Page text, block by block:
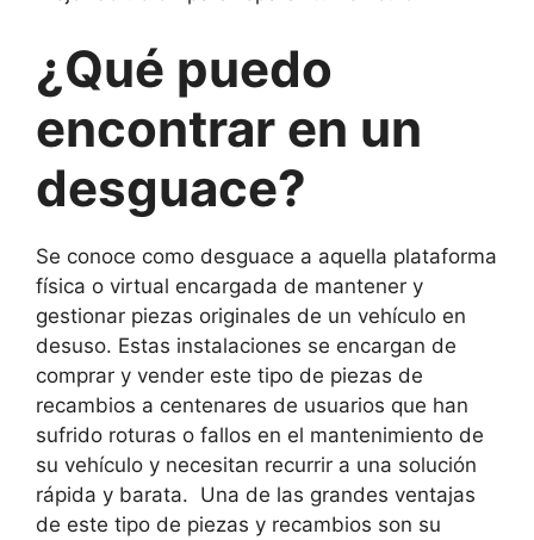
¿Qué puedo
encontrar en un
desguace?
Se conoce como desguace a aquella plataforma
física o virtual encargada de mantener y
gestionar piezas originales de un vehículo en
desuso. Estas instalaciones se encargan de
comprar y vender este tipo de piezas de
recambios a centenares de usuarios que han
sufrido roturas o fallos en el mantenimiento de
su vehículo y necesitan recurrir a una solución
rápida y barata. Una de las grandes ventajas
de este tipo de piezas y recambios son su